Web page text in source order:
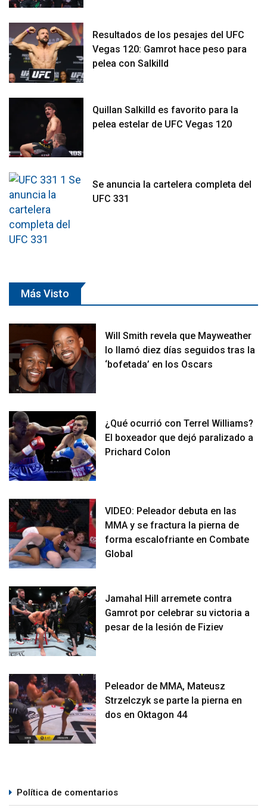
Resultados de los pesajes del UFC
Vegas 120: Gamrot hace peso para
pelea con Salkilld
Quillan Salkilld es favorito para la
pelea estelar de UFC Vegas 120
Se anuncia la cartelera completa del
UFC 331
Más Visto
Will Smith revela que Mayweather
lo llamó diez días seguidos tras la
‘bofetada’ en los Oscars
¿Qué ocurrió con Terrel Williams?
El boxeador que dejó paralizado a
Prichard Colon
VIDEO: Peleador debuta en las
MMA y se fractura la pierna de
forma escalofriante en Combate
Global
Jamahal Hill arremete contra
Gamrot por celebrar su victoria a
pesar de la lesión de Fiziev
Peleador de MMA, Mateusz
Strzelczyk se parte la pierna en
dos en Oktagon 44
Política de comentarios